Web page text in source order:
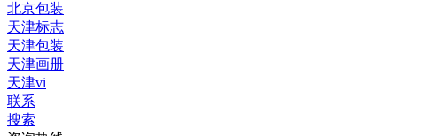
北京包装
天津标志
天津包装
天津画册
天津vi
联系
搜索